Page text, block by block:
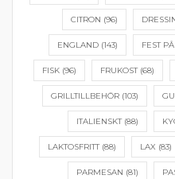
CITRON (96)
ENGLAND(143) FEST
FISK(96) FRUKOST(68)
GRILLTILLBEHÖR (103)
ITALIENSKT(88)
LAKTOSFRITT(88) LAX (83)
PARMESAN (81)